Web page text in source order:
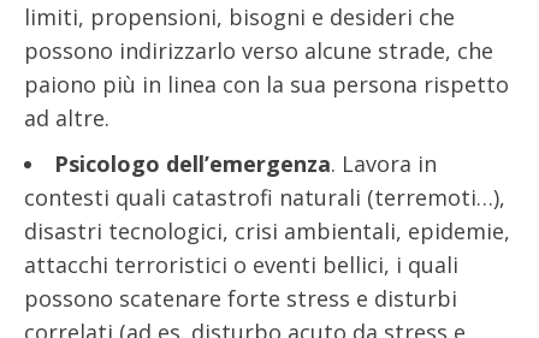
limiti, propensioni, bisogni e desideri che
possono indirizzarlo verso alcune strade, che
paiono più in linea con la sua persona rispetto
ad altre.
Psicologo dell’emergenza. Lavora in
contesti quali catastrofi naturali (terremoti…),
disastri tecnologici, crisi ambientali, epidemie,
attacchi terroristici o eventi bellici, i quali
possono scatenare forte stress e disturbi
correlati (ad es. disturbo acuto da stress e